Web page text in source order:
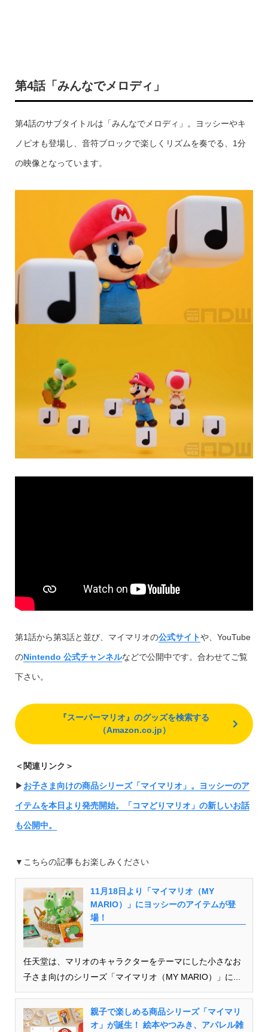
第4話「みんなでメロディ」
第4話のサブタイトルは「みんなでメロディ」。ヨッシーやキ
ノピオも登場し、音符ブロックで楽しくリズムを奏でる、1分
の映像となっています。
第1話から第3話と並び、マイマリオの公式サイトや、YouTube
のNintendo 公式チャンネルなどで公開中です。合わせてご覧
下さい。
『スーパーマリオ』のグッズを検索する
（Amazon.co.jp）
＜関連リンク＞
▶︎ お子さま向けの商品シリーズ「マイマリオ」。ヨッシーのア
イテムを本日より発売開始。「コマどりマリオ」の新しいお話
も公開中。
▼こちらの記事もお楽しみください
11月18日より「マイマリオ（MY
MARIO）」にヨッシーのアイテムが登
場！
任天堂は、マリオのキャラクターをテーマにした小さなお
子さま向けのシリーズ「マイマリオ（MY MARIO）」に...
親子で楽しめる商品シリーズ「マイマリ
オ」が誕生！ 絵本やつみき、アパレル雑